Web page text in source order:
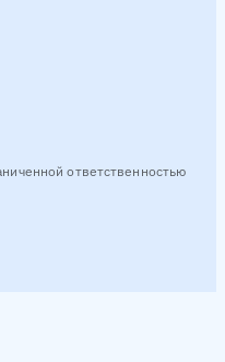
ответственностью